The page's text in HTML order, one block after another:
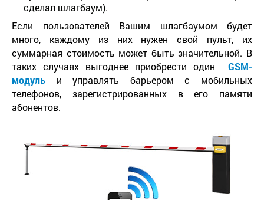
сделал шлагбаум).
Если пользователей Вашим шлагбаумом будет
много, каждому из них нужен свой пульт, их
суммарная стоимость может быть значительной. В
таких случаях выгоднее приобрести один
GSM-
модуль и управлять барьером с мобильных
телефонов, зарегистрированных в его памяти
абонентов.